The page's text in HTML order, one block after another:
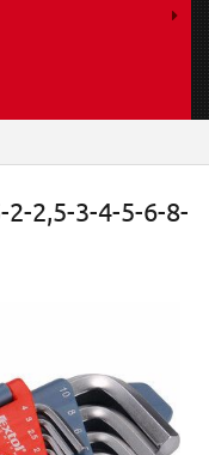
2-2,5-3-4-5-6-8-